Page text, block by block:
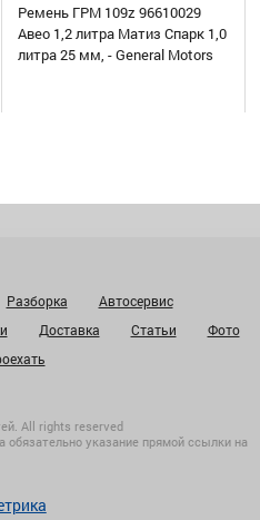
Ремень ГРМ 109z 96610029
Авео 1,2 литра Матиз Спарк 1,0
литра 25 мм, - General Motors
Разборка
Автосервис
Доставка Статьи
Фото
All rights reserved
обязательно указание прямой ссылки на